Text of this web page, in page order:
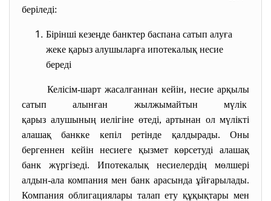
беріледі:
Бірінші кезеңде банктер баспана сатып алуға
жеке қарыз алушыларға ипотекалық несие
береді
Келісім-шарт жасалғаннан кейін, несие арқылы
сатып алынған жылжымайтын мүлік
қарыз алушының иелігіне өтеді, артынан ол мүлікті
алашақ банкке кепіл ретінде қалдырады. Оны
бергеннен кейін несиеге қызмет көрсетуді алашақ
банк жүргізеді. Ипотекалық несиелердің мөлшері
алдын-ала компания мен банк арасында ұйғарылады.
Компания облигациялары талап ету құқықтары мен